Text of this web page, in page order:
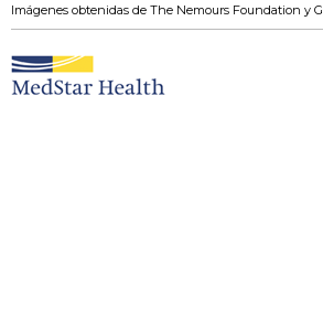
Imágenes obtenidas de The Nemours Foundation y